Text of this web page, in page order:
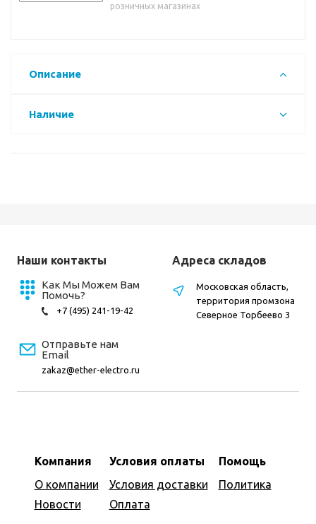
розничных магазинах
Описание
Наличие
Наши контакты
Как Мы Можем Вам
Помочь?
+7 (495) 241-19-42
Отправьте нам
Email
zakaz@ether-electro.ru
Компания
О компании
Новости
Условия оплаты
Условия доставки
Оплата
Помощь
Политика
Адреса складов
Московская область,
территория промзона
Северное Торбеево 3